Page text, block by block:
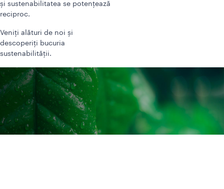
și sustenabilitatea se potențează
reciproc.
Veniți alături de noi și
descoperiți bucuria
sustenabilității.